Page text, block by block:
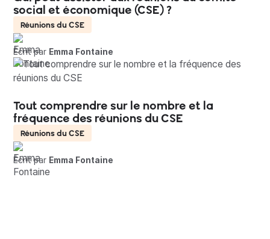
social et économique (CSE) ?
Réunions du CSE
Écrit par Emma Fontaine
Tout comprendre sur le nombre et la
fréquence des réunions du CSE
Réunions du CSE
Écrit par Emma Fontaine